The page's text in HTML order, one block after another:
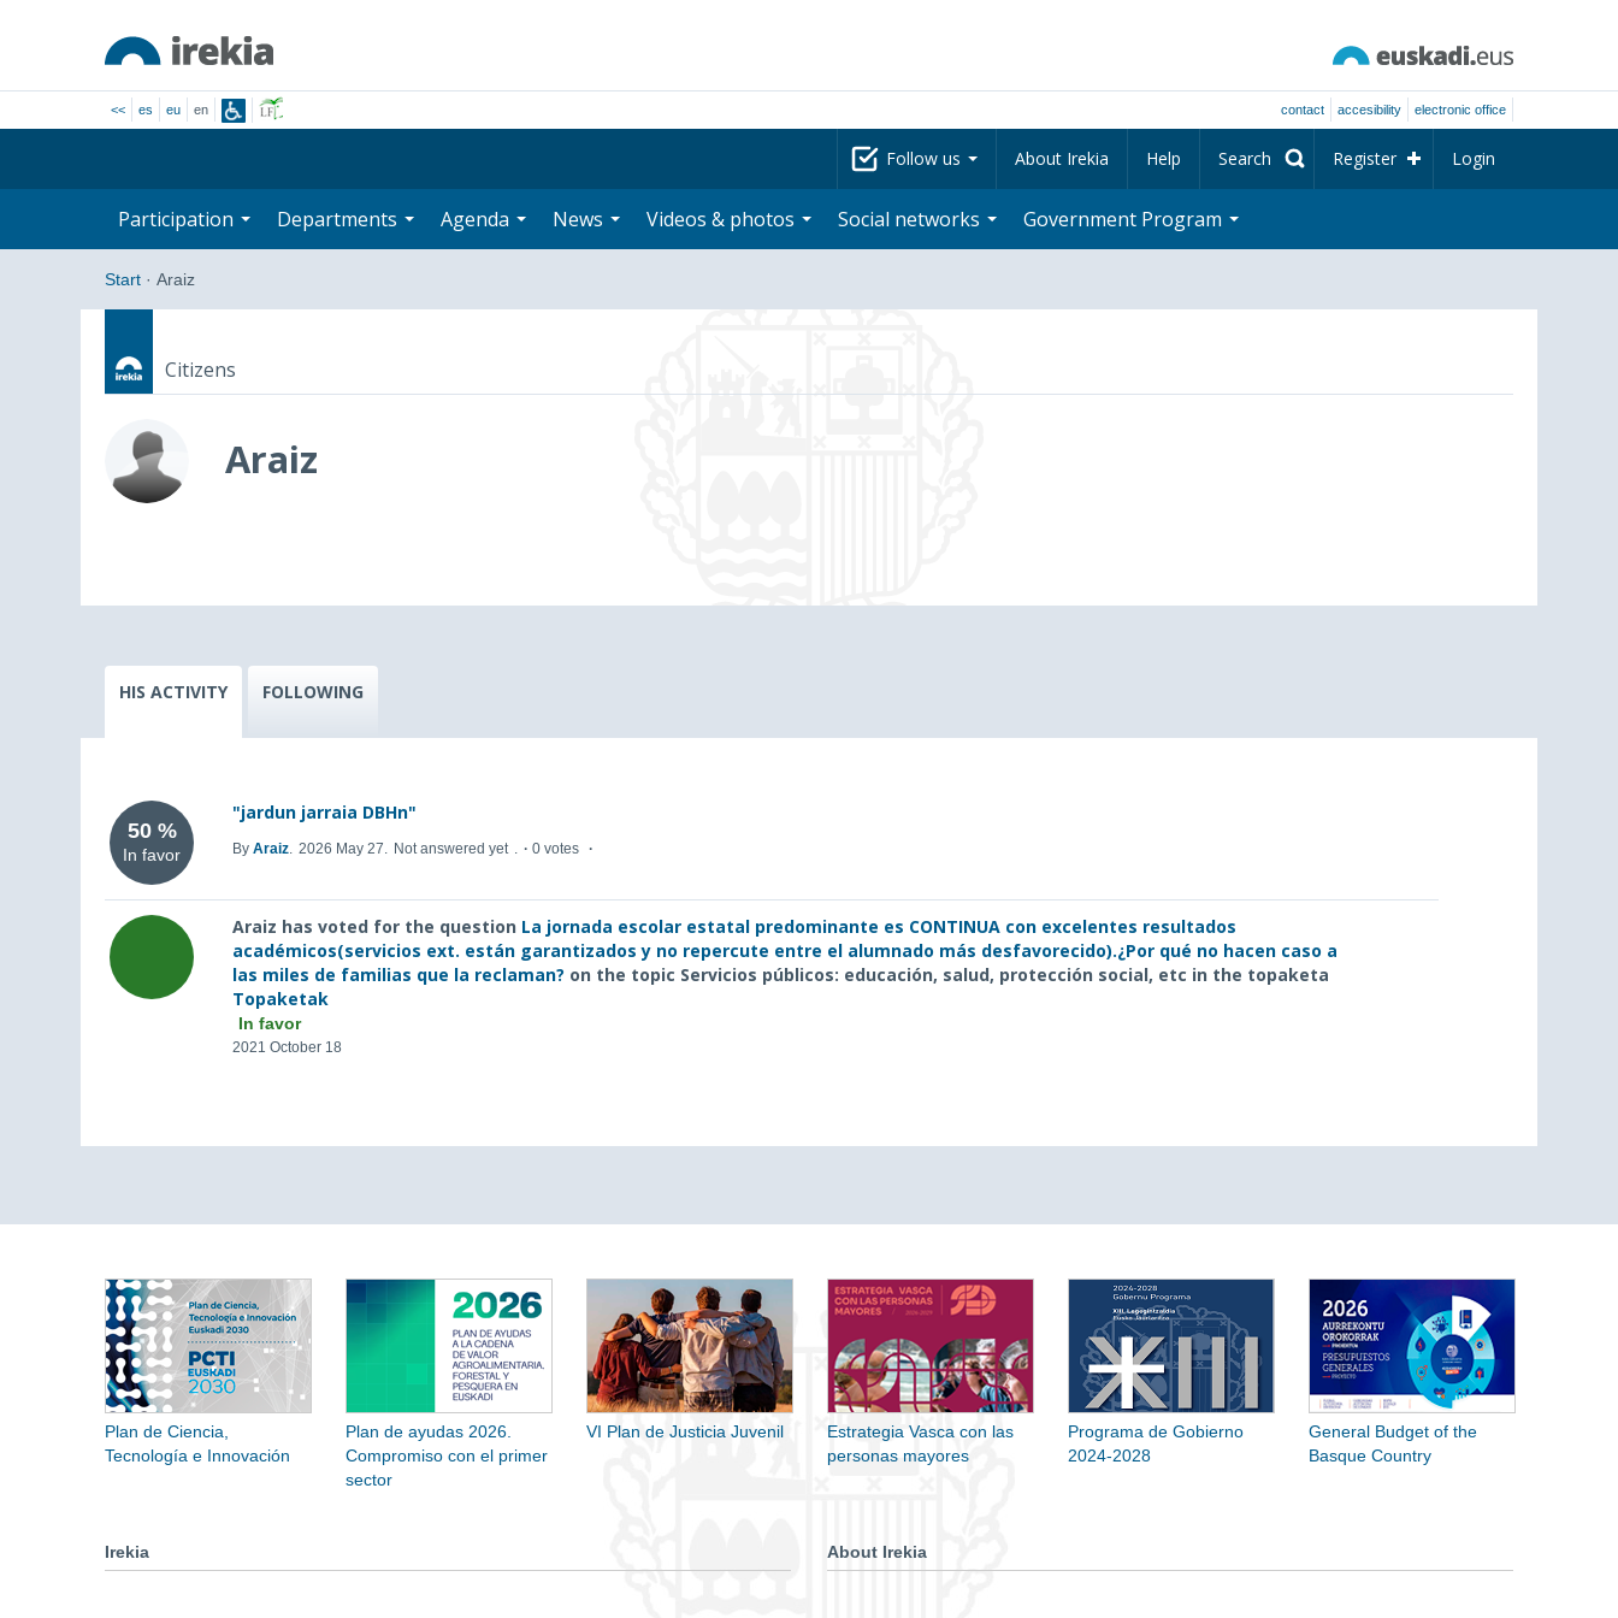
<< es eu en contact accesibility electronic office
Follow us About Irekia Help Search Register Login
Participation Departments Agenda News Videos & photos Social networks Government Program
Start · Araiz
Citizens
Araiz
HIS ACTIVITY FOLLOWING
50 %
In favor
"jardun jarraia DBHn"
By Araiz. 2026 May 27. Not answered yet . 0 votes
Araiz has voted for the question La jornada escolar estatal predominante es CONTINUA con excelentes resultados
académicos(servicios ext. están garantizados y no repercute entre el alumnado más desfavorecido).¿Por qué no hacen caso a
las miles de familias que la reclaman? on the topic Servicios públicos: educación, salud, protección social, etc in the topaketa
Topaketak
In favor
2021 October 18
Plan de Ciencia,
Tecnología e Innovación
Plan de ayudas 2026.
Compromiso con el primer
sector
VI Plan de Justicia Juvenil
Estrategia Vasca con las
personas mayores
Programa de Gobierno
2024-2028
General Budget of the
Basque Country
Irekia About Irekia